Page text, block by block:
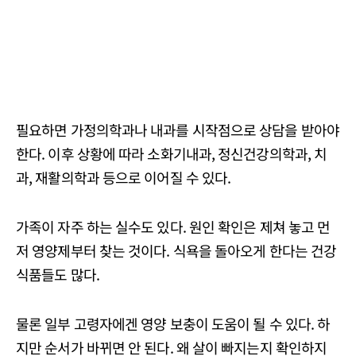
필요하면 가정의학과나 내과를 시작점으로 상담을 받아야
한다. 이후 상황에 따라 소화기내과, 정신건강의학과, 치
과, 재활의학과 등으로 이어질 수 있다.
가족이 자주 하는 실수도 있다. 원인 확인은 제쳐 놓고 먼
저 영양제부터 찾는 것이다. 식욕을 돌아오게 한다는 건강
식품들도 많다.
물론 일부 고령자에겐 영양 보충이 도움이 될 수 있다. 하
지만 순서가 바뀌면 안 된다. 왜 살이 빠지는지 확인하지